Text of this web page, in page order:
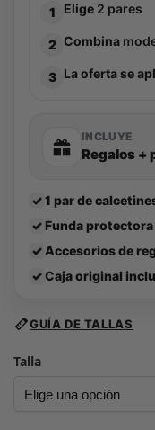
1 Elige 2 pares
2 Combina
3 La oferta se
INCLUYE
Regalos +
✓1 par de
✓ Funda
✓ Accesorios de
✓Caja original
GUÍA DE TALLAS
Talla